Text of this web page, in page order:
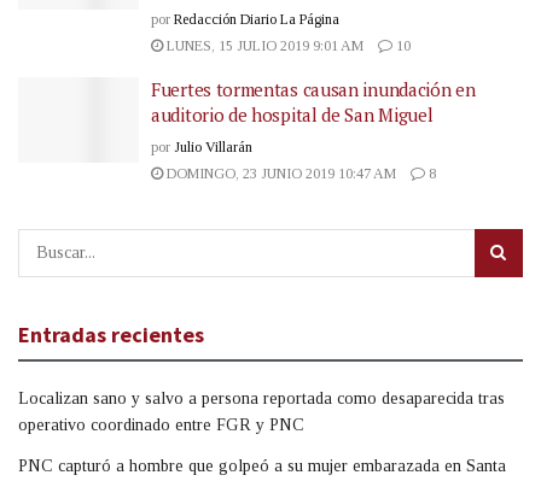
por Redacción Diario La Página
LUNES, 15 JULIO 2019 9:01 AM
10
Fuertes tormentas causan inundación en
auditorio de hospital de San Miguel
por Julio Villarán
DOMINGO, 23 JUNIO 2019 10:47 AM
8
Entradas recientes
Localizan sano y salvo a persona reportada como desaparecida tras
operativo coordinado entre FGR y PNC
PNC capturó a hombre que golpeó a su mujer embarazada en Santa